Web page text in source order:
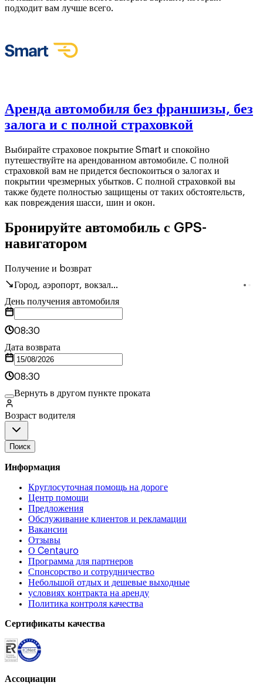
подходит вам лучше всего.
Аренда автомобиля без франшизы, без
залога и с полной страховкой
Выбирайте страховое покрытие Smart и спокойно
путешествуйте на арендованном автомобиле. С полной
страховкой вам не придется беспокоиться о залогах и
покрытии чрезмерных убытков. С полной страховкой вы
также будете полностью защищены от таких обстоятельств,
как повреждения шасси, шин и окон.
Бронируйте автомобиль с GPS-
навигатором
Получение и bозврат
Город, аэропорт, вокзал...
День получения автомобиля
08:30
Дата возврата
08:30
Вернуть в другом пункте проката
Возраст водителя
Поиск
Информация
Круглосуточная помощь на дороге
Центр помощи
Предложения
Обслуживание клиентов и рекламации
Вакансии
Отзывы
О Centauro
Программа для партнеров
Спонсорство и сотрудничество
Небольшой отдых и дешевые выходные
условиях контракта на аренду
Политика контроля качества
Сертификаты качества
Ассоциации